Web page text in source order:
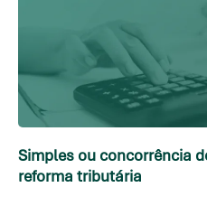
Simples ou concorrência
reforma tributária